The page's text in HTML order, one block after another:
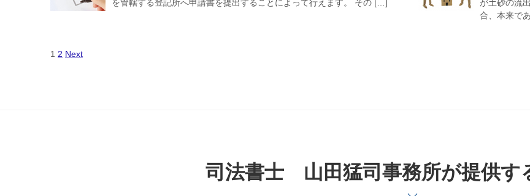
を管轄する登記所へ申請書を提出することによって行えます。 その […]
が土砂の流
合、本来で
1 2 Next
司法書士 山田猛司事務所が提供す